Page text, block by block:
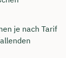
je nach Tarif